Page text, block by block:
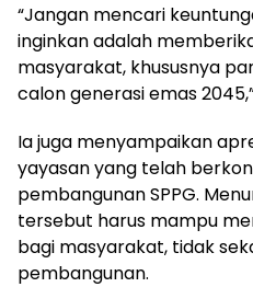
“Jangan mencari
inginkan adalah
masyarakat, khususnya
calon generasi emas
Ia juga menyampaikan
yayasan yang telah
pembangunan SPPG.
tersebut harus mampu
bagi masyarakat, tidak
pembangunan.